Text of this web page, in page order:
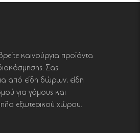
καινούργια προϊόντα
Σας
από είδη δώρων, είδη
για γάμους και
εξωτερικού χώρου.